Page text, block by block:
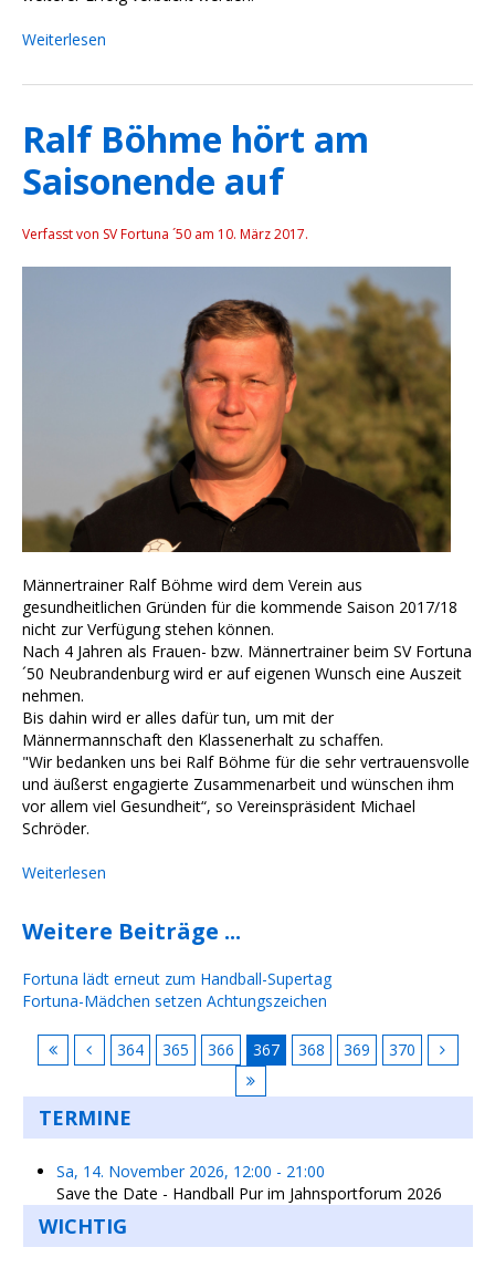
Weiterlesen
Ralf Böhme hört am
Saisonende auf
Verfasst von SV Fortuna ´50 am 10. März 2017.
Männertrainer Ralf Böhme wird dem Verein aus
gesundheitlichen Gründen für die kommende Saison 2017/18
nicht zur Verfügung stehen können.
Nach 4 Jahren als Frauen- bzw. Männertrainer beim SV Fortuna
´50 Neubrandenburg wird er auf eigenen Wunsch eine Auszeit
nehmen.
Bis dahin wird er alles dafür tun, um mit der
Männermannschaft den Klassenerhalt zu schaffen.
"Wir bedanken uns bei Ralf Böhme für die sehr vertrauensvolle
und äußerst engagierte Zusammenarbeit und wünschen ihm
vor allem viel Gesundheit“, so Vereinspräsident Michael
Schröder.
Weiterlesen
Weitere Beiträge ...
Fortuna lädt erneut zum Handball-Supertag
Fortuna-Mädchen setzen Achtungszeichen
364 365 366 367 368 369 370
TERMINE
Sa, 14. November 2026, 12:00 - 21:00
Save the Date - Handball Pur im Jahnsportforum 2026
WICHTIG